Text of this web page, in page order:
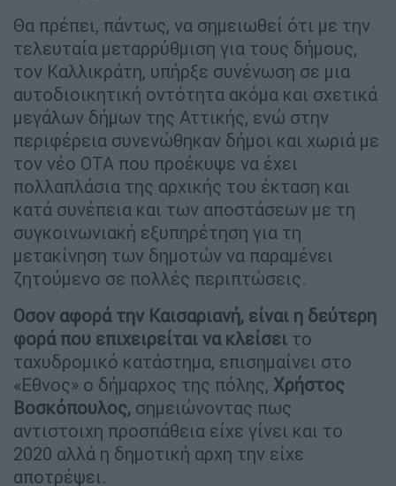
Θα πρέπει, πάντως, να σημειωθεί ότι με την
τελευταία μεταρρύθμιση για τους δήμους,
τον Καλλικράτη, υπήρξε συνένωση σε μια
αυτοδιοικητική οντότητα ακόμα και σχετικά
μεγάλων δήμων της Αττικής, ενώ στην
περιφέρεια συνενώθηκαν δήμοι και χωριά με
τον νέο ΟΤΑ που προέκυψε να έχει
πολλαπλάσια της αρχικής του έκταση και
κατά συνέπεια και των αποστάσεων με τη
συγκοινωνιακή εξυπηρέτηση για τη
μετακίνηση των δημοτών να παραμένει
ζητούμενο σε πολλές περιπτώσεις.
Οσον αφορά την Καισαριανή, είναι η δεύτερη
φορά που επιχειρείται να κλείσει το
ταχυδρομικό κατάστημα, επισημαίνει στο
«Εθνος» ο δήμαρχος της πόλης, Χρήστος
Βοσκόπουλος, σημειώνοντας πως
αντιστοιχη προσπάθεια είχε γίνει και το
2020 αλλά η δημοτική αρχη την είχε
αποτρέψει.